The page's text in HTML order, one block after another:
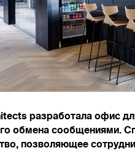
разработала офис
обмена сообщениями.
позволяющее